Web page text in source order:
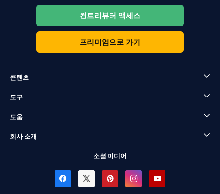
컨트리뷰터 액세스
프리미엄으로 가기
콘텐츠
도구
도움
회사 소개
소셜 미디어